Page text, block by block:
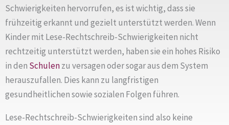
Schwierigkeiten hervorrufen, es ist wichtig, dass sie
frühzeitig erkannt und gezielt unterstützt werden. Wenn
Kinder mit Lese-Rechtschreib-Schwierigkeiten nicht
rechtzeitig unterstützt werden, haben sie ein hohes Risiko
in den Schulenzu versagen oder sogar aus dem System
herauszufallen. Dies kann zu langfristigen
gesundheitlichen sowie sozialen Folgen führen.
Lese-Rechtschreib-Schwierigkeiten sind also keine